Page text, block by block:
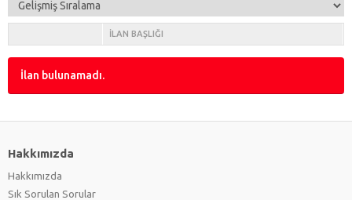
İLAN BAŞLIĞI
İlan bulunamadı.
Hakkımızda
Hakkımızda
Sık Sorulan Sorular